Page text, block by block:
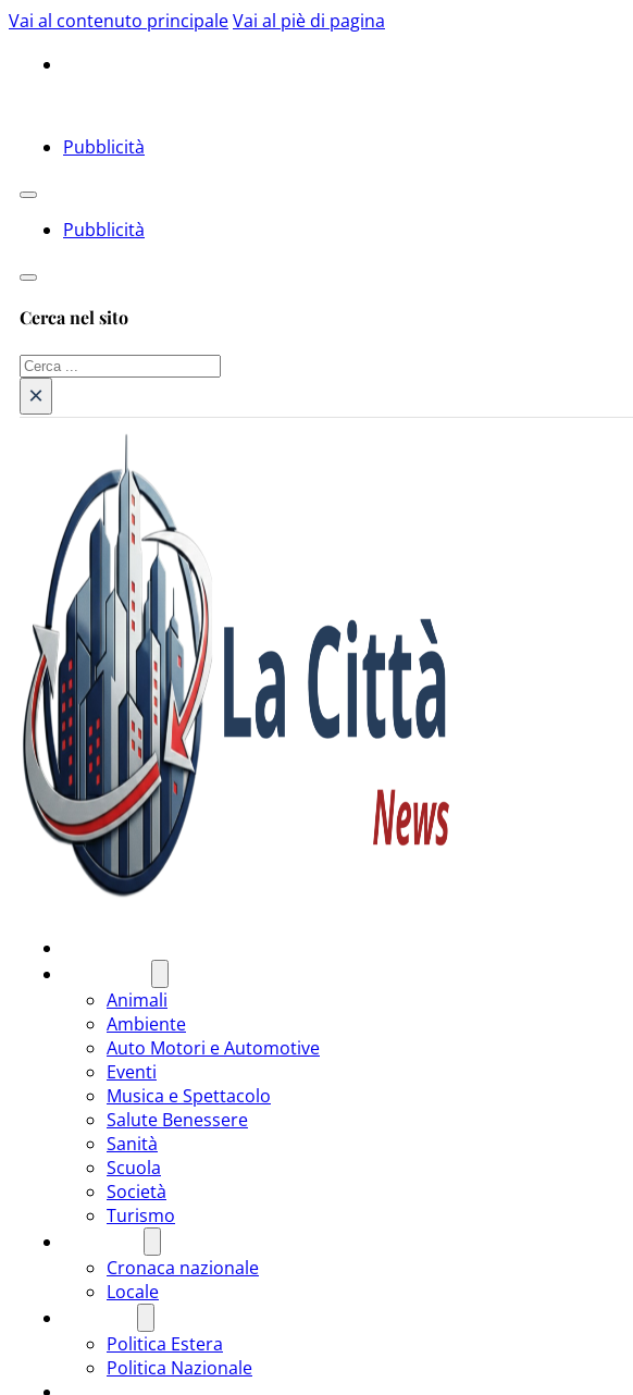
Vai al contenuto principaleVai al piè di pagina
Pubblicità
Pubblicità
Cerca nel sito
Cerca
×
Animali
Ambiente
Auto Motori e Automotive
Eventi
Musica e Spettacolo
Salute Benessere
Sanità
Scuola
Società
Turismo
Cronaca nazionale
Locale
Politica Estera
Politica Nazionale